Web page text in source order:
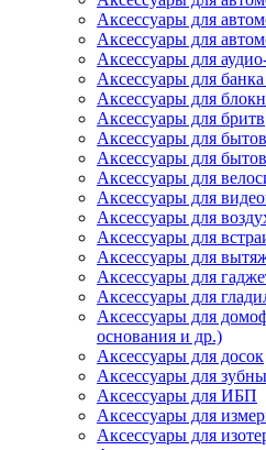
Аксессуары для
Аксессуары для
Аксессуары для
Аксессуары для
Аксессуары для
Аксессуары для бритв
Аксессуары для
Аксессуары для
Аксессуары для
Аксессуары для
Аксессуары для
Аксессуары для
Аксессуары для
Аксессуары для
Аксессуары для
Аксессуары для
основания и др.)
Аксессуары для досок
Аксессуары для
Аксессуары для ИБП
Аксессуары для
Аксессуары для